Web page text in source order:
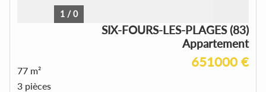
1 /0
SIX-FOURS-LES-PLAGES (83)
Appartement
651000 €
77 m²
3 pièces